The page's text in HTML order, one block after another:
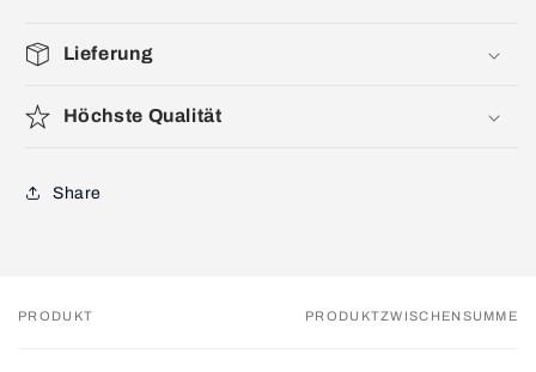
Lieferung
Höchste Qualität
Share
Dein
PRODUKT PRODUKTZWISCHENSUMME